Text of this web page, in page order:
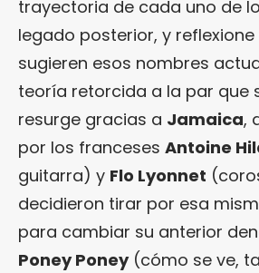
trayectoria de cada uno de
legado posterior, y
sugieren esos nombres
teoría retorcida a la par que
resurge gracias a Jamaica,
por los franceses Antoine
guitarra) y Flo Lyonnet
decidieron tirar por esa
para cambiar su anterior
Poney Poney(cómo se ve,